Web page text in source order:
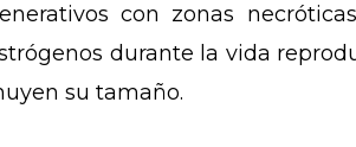
con zonas
durante la vida
su tamaño.